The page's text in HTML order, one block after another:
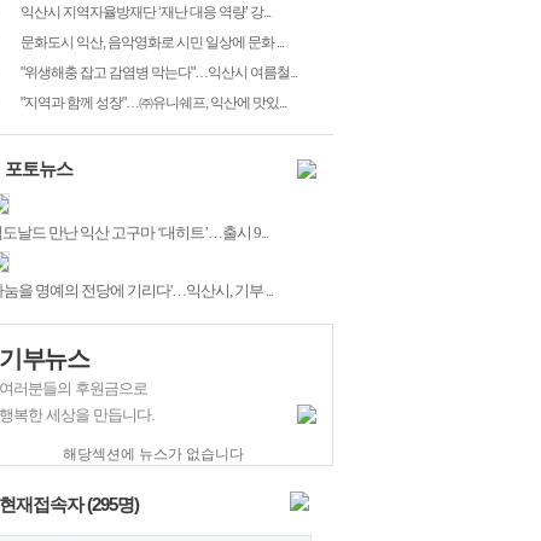
익산시 지역자율방재단 ‘재난 대응 역량’ 강...
문화도시 익산, 음악영화로 시민 일상에 문화 ...
"위생해충 잡고 감염병 막는다"…익산시 여름철...
"지역과 함께 성장"…㈜유니쉐프, 익산에 맛있...
포토뉴스
도날드 만난 익산 고구마 ‘대히트’…출시 9...
눔을 명예의 전당에 기리다'…익산시, 기부 ...
기부뉴스
여러분들의 후원금으로
행복한 세상을 만듭니다.
해당섹션에 뉴스가 없습니다
현재접속자 (295명)